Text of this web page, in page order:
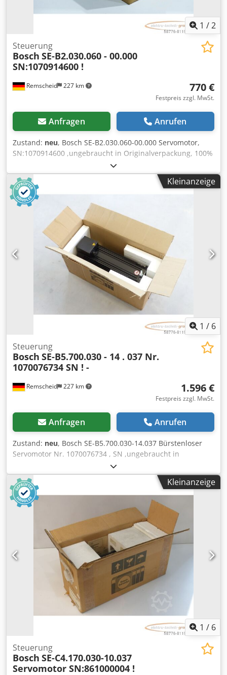
1 /2
Remscheid 227 km
Steuerung
Bosch SE-B2.030.060 - 00.000
SN:1070914600 !
770 €
Festpreis zzgl. MwSt.
Anfragen Anrufen
Zustand: neu, Bosch SE-B2.030.060-00.000 Servomotor,
SN:1070914600 ,ungebraucht in Originalverpackung, 100%
funktionsfähig, Lieferumfang gem. Fotos Dkedpfx Aei D
Hdvsg Rer
Kleinanzeige
1 / 6
Remscheid 227 km
Steuerung
Bosch SE-B5.700.030 - 14 . 037 Nr.
1070076734 SN ! -
1.596 €
Festpreis zzgl. MwSt.
Anfragen Anrufen
Zustand: neu, Bosch SE-B5.700.030-14.037 Bürstenloser
Servomotor Nr. 1070076734 , SN ,ungebraucht in
geöffneter Originalverpackung, 100% funktionsfähig,
Lieferumfang gem. Fotos,ACHTUNG: Kosten für Verpackung
und Versand bitte separat anfragen! ATTENTION: Please
enquire for charges for packing and transport separately!
Dkedpfsi D Hfasx Ag Rsr
Kleinanzeige
1 / 6
Steuerung
Bosch SE-C4.170.030-10.037
Servomotor SN:861000004 !